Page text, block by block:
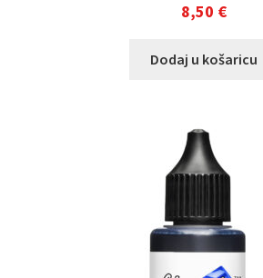
8,50 €
Dodaj u košaricu